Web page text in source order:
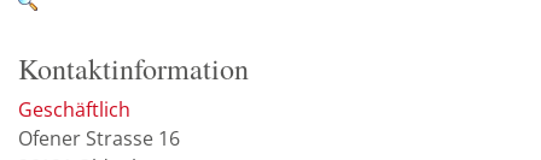
Kontaktinformation
Geschäftlich
Ofener Strasse 16